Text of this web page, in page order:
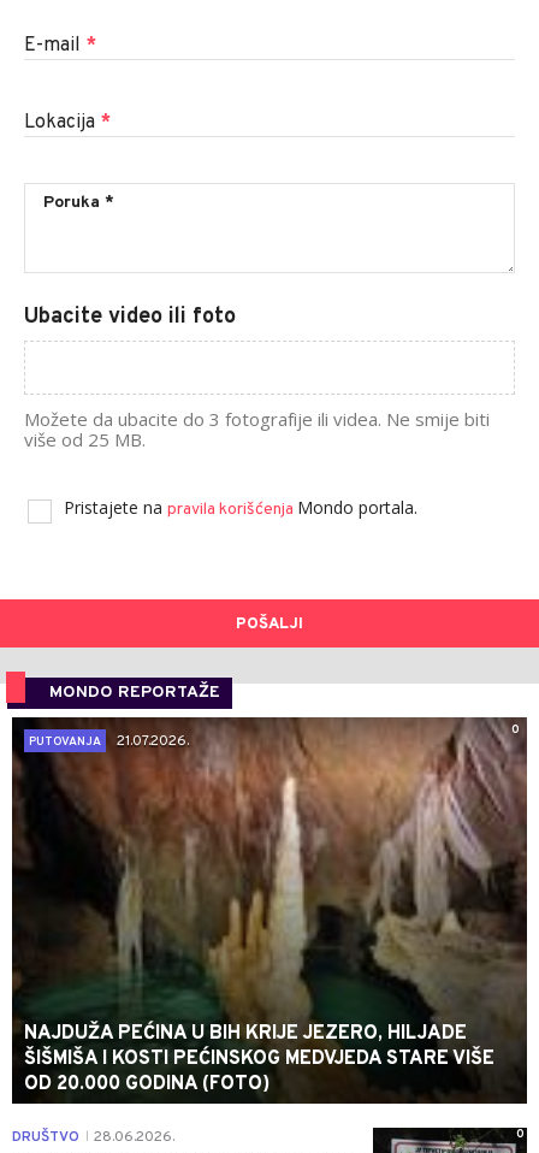
E-mail *
Lokacija *
Ubacite video ili foto
Možete da ubacite do 3 fotografije ili videa. Ne smije biti
više od 25 MB.
Pristajete na pravila korišćenja Mondo portala.
POŠALJI
MONDO REPORTAŽE
0
PUTOVANJA
21.07.2026.
NAJDUŽA PEĆINA U BIH KRIJE JEZERO, HILJADE
ŠIŠMIŠA I KOSTI PEĆINSKOG MEDVJEDA STARE VIŠE
OD 20.000 GODINA (FOTO)
0
DRUŠTVO 28.06.2026.